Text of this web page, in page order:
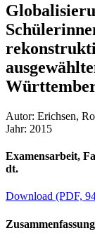
Autor: Erichsen,
Jahr: 2015
Examensarbeit,
dt.
Download (PDF,